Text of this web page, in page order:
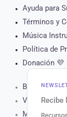
Recibe
Ayuda para
Términos y
Música
Política de
Donación 💜
Biblia Online
Versículo del
Muro de